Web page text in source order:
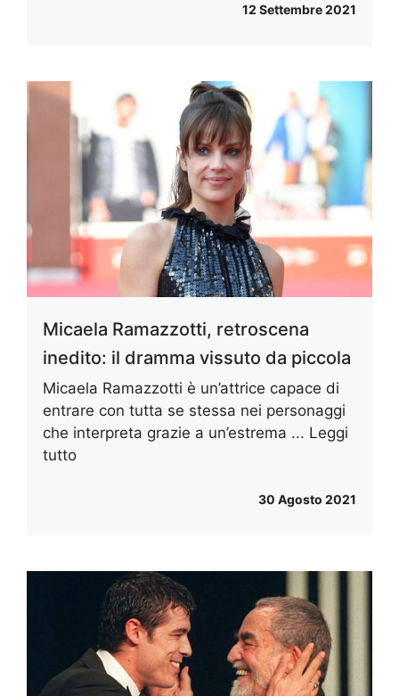
12 Settembre 2021
Micaela Ramazzotti, retroscena
inedito: il dramma vissuto da piccola
Micaela Ramazzotti è un’attrice capace di
entrare con tutta se stessa nei personaggi
che interpreta grazie a un’estrema ... Leggi
tutto
30 Agosto 2021